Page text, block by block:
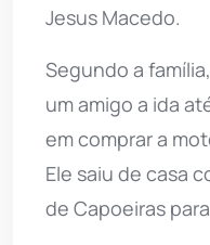
Jesus Macedo.
Segundo a
um amigo a ida
em comprar a
Ele saiu de casa
de Capoeiras